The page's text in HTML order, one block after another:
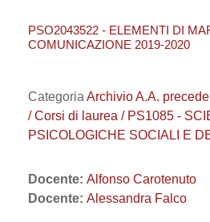
PSO2043522 - ELEMENTI DI
COMUNICAZIONE 2019-2020
Categoria Archivio A.A.
/ Corsi di laurea / PS1085 -
PSICOLOGICHE SOCIALI E
Docente: Alfonso Carotenuto
Docente: Alessandra Falco